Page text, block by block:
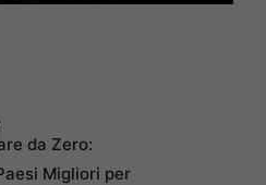
da Zero:
Migliori per